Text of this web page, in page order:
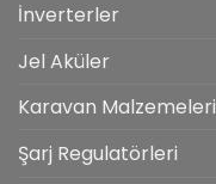
İnverterler
Jel Aküler
Karavan Malzemeleri
Şarj Regulatörleri